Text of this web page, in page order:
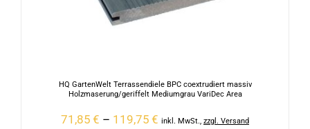
HQ GartenWelt Terrassendiele BPC coextrudiert massiv
Holzmaserung/geriffelt Mediumgrau VariDec Area
71,85 € – 119,75 € inkl. MwSt., zzgl. Versand